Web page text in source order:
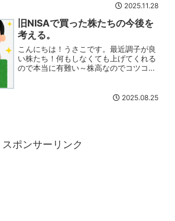
し、ローソンのポン活もある。やる気の
ない主婦だけど今日は外に出ます(´・ω・
｀)ﾒﾝﾄﾞｲ八...
2025.11.28
旧NISAで買った株たちの今後を
考える。
こんにちは！うさこです。最近調子が良
い株たち！何もしなくても上げてくれる
ので本当に有難い～株高なのでコツコツ
ものは5年で特定口座へ移行してしまうの
2025.08.25
スポンサーリンク